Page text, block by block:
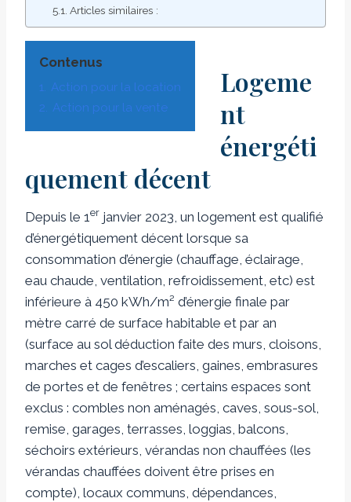
Articles similaires :
Contenus
1.
Action pour la location
2.
Action pour la vente
Logeme
nt
énergéti
quement décent
Depuis le 1 er janvier 2023, un logement est qualifié
d’énergétiquement décent lorsque sa
consommation d’énergie (chauffage, éclairage,
eau chaude, ventilation, refroidissement, etc) est
inférieure à 450 kWh/m² d’énergie finale par
mètre carré de surface habitable et par an
(surface au sol déduction faite des murs, cloisons,
marches et cages d’escaliers, gaines, embrasures
de portes et de fenêtres ; certains espaces sont
exclus : combles non aménagés, caves, sous-sol,
remise, garages, terrasses, loggias, balcons,
séchoirs extérieurs, vérandas non chauffées (les
vérandas chauffées doivent être prises en
compte), locaux communs, dépendances,